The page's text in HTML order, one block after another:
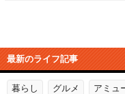
最新のライフ記事
暮らし グルメ アミュ